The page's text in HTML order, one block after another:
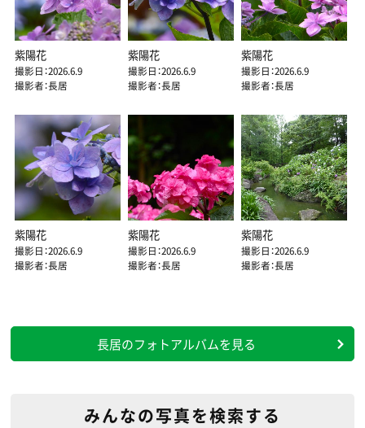
紫陽花
撮影日：2026.6.9
撮影者：長居
紫陽花
撮影日：2026.6.9
撮影者：長居
紫陽花
撮影日：2026.6.9
撮影者：長居
紫陽花
撮影日：2026.6.9
撮影者：長居
紫陽花
撮影日：2026.6.9
撮影者：長居
紫陽花
撮影日：2026.6.9
撮影者：長居
長居のフォトアルバムを見る
みんなの写真を検索する